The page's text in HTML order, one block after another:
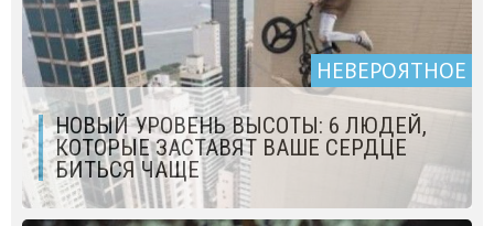
НЕВЕРОЯТНОЕ
НОВЫЙ УРОВЕНЬ ВЫСОТЫ: 6 ЛЮДЕЙ,
КОТОРЫЕ ЗАСТАВЯТ ВАШЕ СЕРДЦЕ
БИТЬСЯ ЧАЩЕ